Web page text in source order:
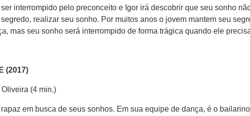
interrompido pelo preconceito e Igor irá descobrir que seu sonho
segredo, realizar seu sonho. Por muitos anos o jovem mantem seu
mas seu sonho será interrompido de forma trágica quando ele
(2017)
(4 min.)
rapaz em busca de seus sonhos. Em sua equipe de dança, é o